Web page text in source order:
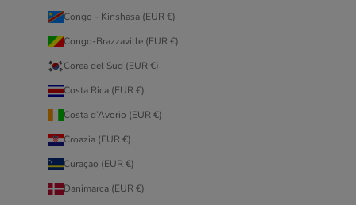
Congo - Kinshasa (EUR €)
Congo-Brazzaville (EUR €)
Corea del Sud (EUR €)
Costa Rica (EUR €)
Costa d’Avorio (EUR €)
Croazia (EUR €)
Curaçao (EUR €)
Danimarca (EUR €)